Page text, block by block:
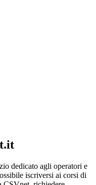
dedicato agli operatori e
iscriversi ai corsi di